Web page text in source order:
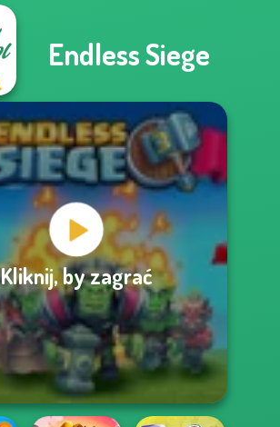
Endless Siege
Kliknij, by zagrać